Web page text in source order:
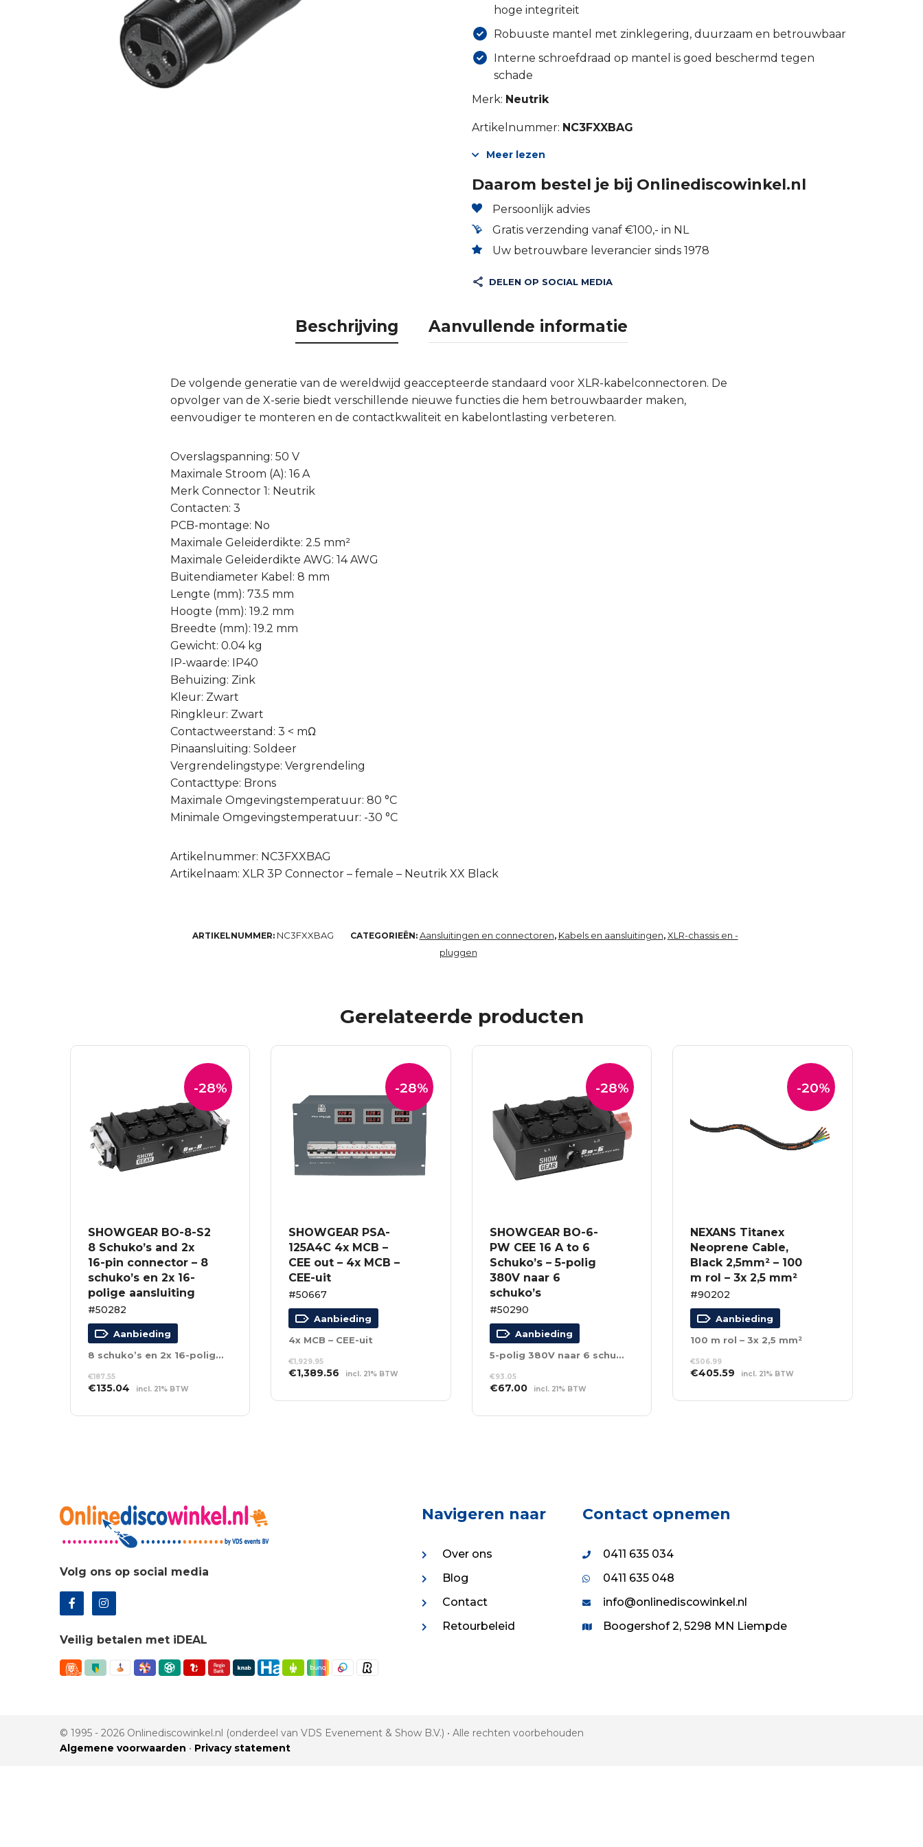
hoge integriteit
Robuuste mantel met zinklegering, duurzaam en betrouwbaar
Interne schroefdraad op mantel is goed beschermd tegen
schade
Merk: Neutrik
Artikelnummer: NC3FXXBAG
Meer lezen
Daarom bestel je bij Onlinediscowinkel.nl
Persoonlijk advies
Gratis verzending vanaf €100,- in NL
Uw betrouwbare leverancier sinds 1978
DELEN OP SOCIAL MEDIA
Beschrijving Aanvullende informatie
De volgende generatie van de wereldwijd geaccepteerde standaard voor XLR-kabelconnectoren. De
opvolger van de X-serie biedt verschillende nieuwe functies die hem betrouwbaarder maken,
eenvoudiger te monteren en de contactkwaliteit en kabelontlasting verbeteren.
Overslagspanning: 50 V
Maximale Stroom (A): 16 A
Merk Connector 1: Neutrik
Contacten: 3
PCB-montage: No
Maximale Geleiderdikte: 2.5 mm²
Maximale Geleiderdikte AWG: 14 AWG
Buitendiameter Kabel: 8 mm
Lengte (mm): 73.5 mm
Hoogte (mm): 19.2 mm
Breedte (mm): 19.2 mm
Gewicht: 0.04 kg
IP-waarde: IP40
Behuizing: Zink
Kleur: Zwart
Ringkleur: Zwart
Contactweerstand: 3 < mΩ
Pinaansluiting: Soldeer
Vergrendelingstype: Vergrendeling
Contacttype: Brons
Maximale Omgevingstemperatuur: 80 °C
Minimale Omgevingstemperatuur: -30 °C
Artikelnummer: NC3FXXBAG
Artikelnaam: XLR 3P Connector – female – Neutrik XX Black
ARTIKELNUMMER: NC3FXXBAG CATEGORIEËN: Aansluitingen en connectoren, Kabels en aansluitingen, XLR-chassis en -
pluggen
Gerelateerde producten
-28%
SHOWGEAR BO-8-S2
8 Schuko’s and 2x
16-pin connector – 8
schuko’s en 2x 16-
polige aansluiting
#50282
Aanbieding
8 schuko’s en 2x 16-polige aansluiting
€187.55
Oorspronkelijke
was:
€135.04 Huidige
is:
incl. 21% BTW
WINKELWAGEN
-28%
SHOWGEAR PSA-
125A4C 4x MCB –
CEE out – 4x MCB –
CEE-uit
#50667
Aanbieding
4x MCB – CEE-uit
€1,929.95
Oorspronkelijke
was:
€1,389.56 Huidige
is:
incl. 21% BTW
WINKELWAGEN
-28%
SHOWGEAR BO-6-
PW CEE 16 A to 6
Schuko’s – 5-polig
380V naar 6
schuko’s
#50290
Aanbieding
5-polig 380V naar 6 schuko’s
€93.05
Oorspronkelijke
was:
€67.00Huidige
is:
incl. 21% BTW
WINKELWAGEN
-20%
NEXANS Titanex
Neoprene Cable,
Black 2,5mm² – 100
m rol – 3x 2,5 mm²
#90202
Aanbieding
100 m rol – 3x 2,5 mm²
€506.99
Oorspronkelijke
was:
€405.59 Huidige
is:
incl. 21% BTW
WINKELWAGEN
Volg ons op social media
Veilig betalen met iDEAL
Navigeren naar
Over ons
Blog
Contact
Retourbeleid
Contact opnemen
0411 635 034
0411 635 048
info@onlinediscowinkel.nl
Boogershof 2, 5298 MN Liempde
© 1995 - 2026 Onlinediscowinkel.nl (onderdeel van VDS Evenement & Show B.V.) • Alle rechten voorbehouden
Algemene voorwaarden • Privacy statement